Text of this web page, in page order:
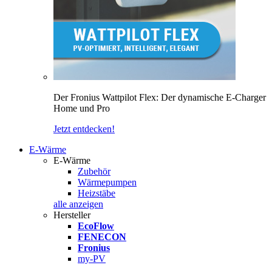
Der Fronius Wattpilot Flex: Der dynamische E-Charger
Home und Pro
Jetzt entdecken!
E-Wärme
E-Wärme
Zubehör
Wärmepumpen
Heizstäbe
alle anzeigen
Hersteller
EcoFlow
FENECON
Fronius
my-PV